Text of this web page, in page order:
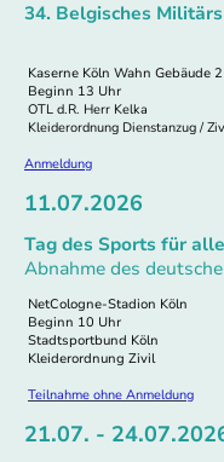
34. Belgisches
Kaserne Köln Wahn Gebäude
Beginn 13 Uhr
OTL d.R. Herr Kelka
Kleiderordnung Dienstanzug /
Anmeldung
21.07. -
11.07.2026
Tag des Sports für alle
Abnahme des
NetCologne-Stadion Köln
Beginn 10 Uhr
Stadtsportbund Köln
Kleiderordnung Zivil
Teilnahme ohne Anmeldung